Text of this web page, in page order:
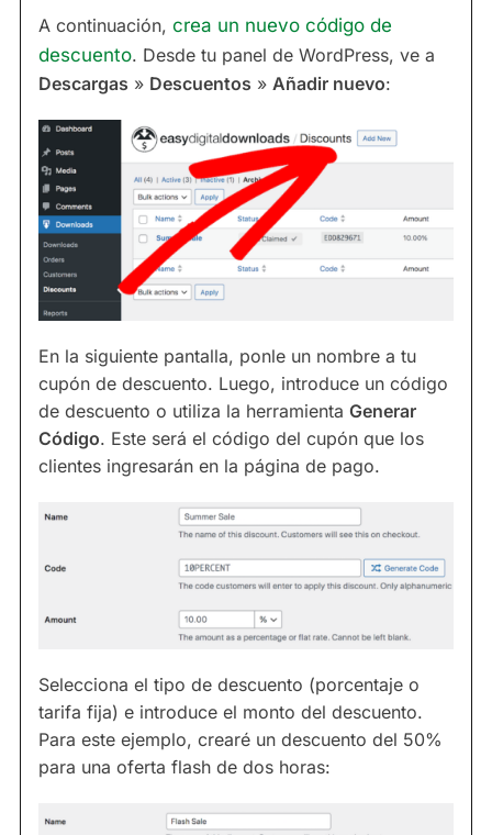
A continuación, crea un nuevo código de
descuento. Desde tu panel de WordPress, ve a
Descargas » Descuentos » Añadir nuevo:
En la siguiente pantalla, ponle un nombre a tu
cupón de descuento. Luego, introduce un código
de descuento o utiliza la herramienta Generar
Código. Este será el código del cupón que los
clientes ingresarán en la página de pago.
Selecciona el tipo de descuento (porcentaje o
tarifa fija) e introduce el monto del descuento.
Para este ejemplo, crearé un descuento del 50%
para una oferta flash de dos horas: